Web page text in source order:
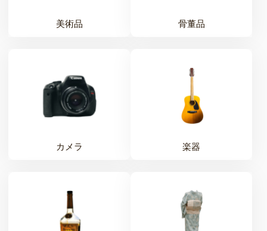
美術品 骨董品
カメラ 楽器